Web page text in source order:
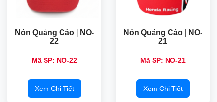
Nón Quảng Cáo | NO-
22
Mã SP: NO-22
Xem Chi Tiết
Nón Quảng Cáo | NO-
21
Mã SP: NO-21
Xem Chi Tiết